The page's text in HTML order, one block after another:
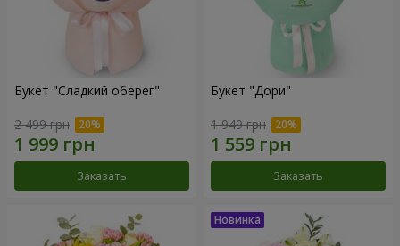
Букет "Сладкий оберег"
2 499 грн
Заказать
Букет "Дори"
1 949 грн
Заказать